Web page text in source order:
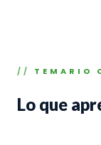
TEMARIO
Lo que